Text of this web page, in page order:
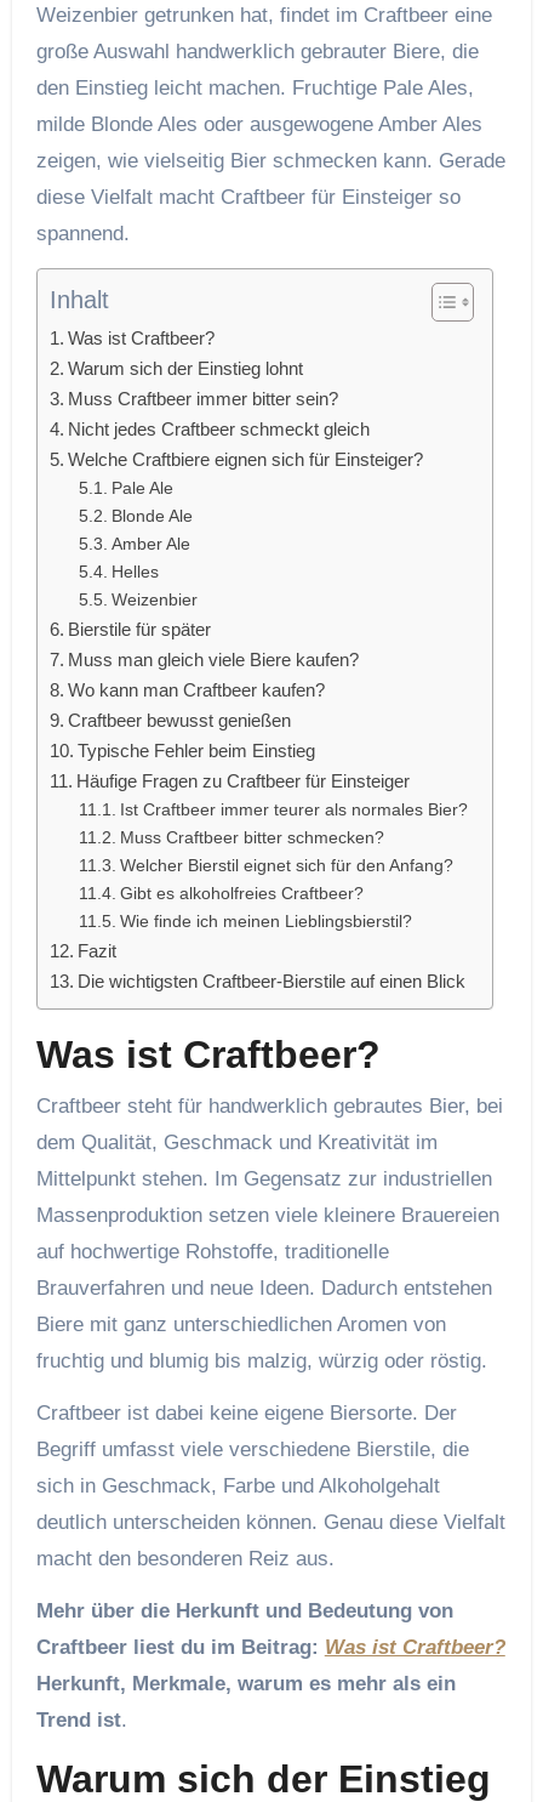
Weizenbier getrunken hat, findet im Craftbeer eine
große Auswahl handwerklich gebrauter Biere, die
den Einstieg leicht machen. Fruchtige Pale Ales,
milde Blonde Ales oder ausgewogene Amber Ales
zeigen, wie vielseitig Bier schmecken kann. Gerade
diese Vielfalt macht Craftbeer für Einsteiger so
spannend.
Inhalt
Was ist Craftbeer?
Warum sich der Einstieg lohnt
Muss Craftbeer immer bitter sein?
Nicht jedes Craftbeer schmeckt gleich
Welche Craftbiere eignen sich für Einsteiger?
Pale Ale
Blonde Ale
Amber Ale
Helles
Weizenbier
Bierstile für später
Muss man gleich viele Biere kaufen?
Wo kann man Craftbeer kaufen?
Craftbeer bewusst genießen
Typische Fehler beim Einstieg
Häufige Fragen zu Craftbeer für Einsteiger
Ist Craftbeer immer teurer als normales Bier?
Muss Craftbeer bitter schmecken?
Welcher Bierstil eignet sich für den Anfang?
Gibt es alkoholfreies Craftbeer?
Wie finde ich meinen Lieblingsbierstil?
Fazit
Die wichtigsten Craftbeer-Bierstile auf einen Blick
Was ist Craftbeer?
Craftbeer steht für handwerklich gebrautes Bier, bei
dem Qualität, Geschmack und Kreativität im
Mittelpunkt stehen. Im Gegensatz zur industriellen
Massenproduktion setzen viele kleinere Brauereien
auf hochwertige Rohstoffe, traditionelle
Brauverfahren und neue Ideen. Dadurch entstehen
Biere mit ganz unterschiedlichen Aromen von
fruchtig und blumig bis malzig, würzig oder röstig.
Craftbeer ist dabei keine eigene Biersorte. Der
Begriff umfasst viele verschiedene Bierstile, die
sich in Geschmack, Farbe und Alkoholgehalt
deutlich unterscheiden können. Genau diese Vielfalt
macht den besonderen Reiz aus.
Mehr über die Herkunft und Bedeutung von
Craftbeer liest du im Beitrag: Was ist Craftbeer?
Herkunft, Merkmale, warum es mehr als ein
Trend ist.
Warum sich der Einstieg